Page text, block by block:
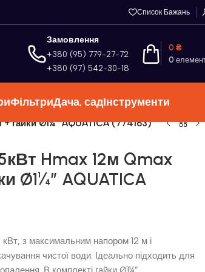
Список Бажань
Замовлення
+380 (95) 779-27-72
+380 (97) 542-30-18
0
0 ₴
ФільтриДача, садІнструменти
гайки Ø1¼” AQUATICA (774163)
Hmax 12м Qmax
Ø1¼” AQUATICA
з максимальним напором 12 м і
чистої води. Ідеально підходить для